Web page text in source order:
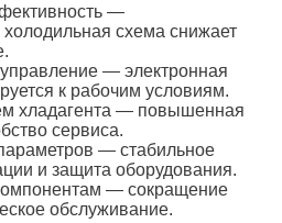
—
схема снижает
— электронная
к рабочим условиям.
хладагента — повышенная
сервиса.
— стабильное
и защита оборудования.
— сокращение
обслуживание.